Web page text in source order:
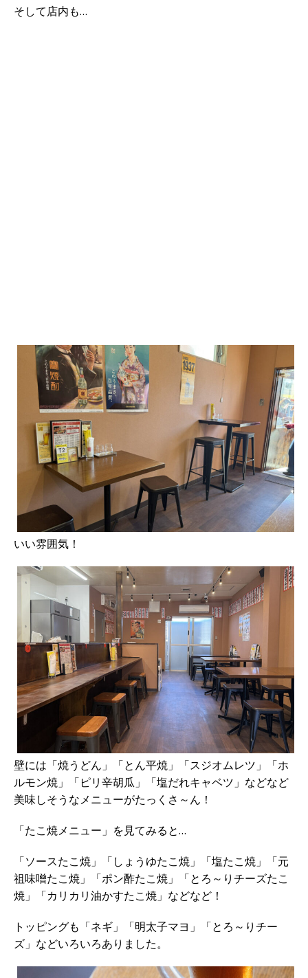
そして店内も…
いい雰囲気！
壁には「焼うどん」「とん平焼」「スジオムレツ」「ホ
ルモン焼」「ピリ辛胡瓜」「塩だれキャベツ」などなど
美味しそうなメニューがたっくさ～ん！
「たこ焼メニュー」を見てみると…
「ソースたこ焼」「しょうゆたこ焼」「塩たこ焼」「元
祖味噌たこ焼」「ポン酢たこ焼」「とろ～りチーズたこ
焼」「カリカリ油かすたこ焼」などなど！
トッピングも「ネギ」「明太子マヨ」「とろ～りチー
ズ」などいろいろありました。